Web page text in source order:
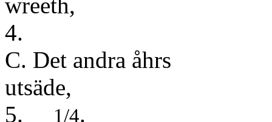
4.
C. Det andra åhrs
5.
1/4.